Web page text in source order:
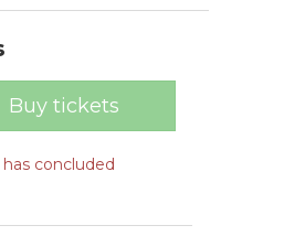
Buy tickets
concluded